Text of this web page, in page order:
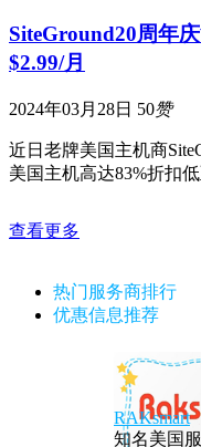
SiteGround20周年
$2.99/月
2024年03月28日 50赞
近日老牌美国主机商
美国主机高达83%折扣
查看更多
热门服务商排行
优惠信息推荐
RAKsmart
知名美国